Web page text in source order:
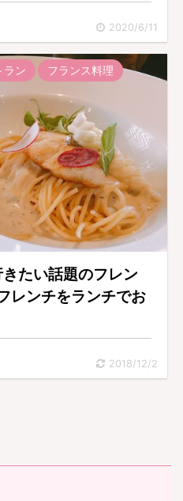
2020/6/11
ラン フランス料理
たい話題のフレン
レンチをランチでお
2018/12/2